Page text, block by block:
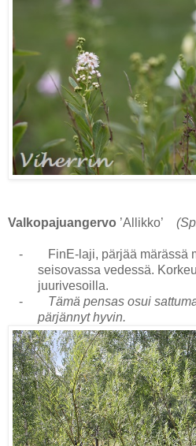
Valkopajuangervo ’Allikko’
-
FinE-laji, pärjää märässä
seisovassa vedessä.
juurivesoilla.
-
Tämä pensas osui
pärjännyt hyvin.